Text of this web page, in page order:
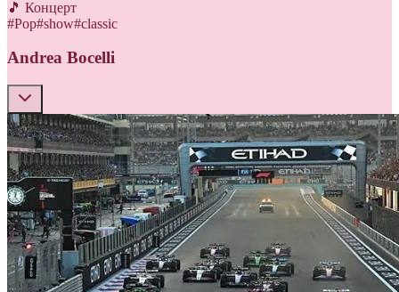
🎵 Концерт
#Pop#show#classic
Andrea Bocelli